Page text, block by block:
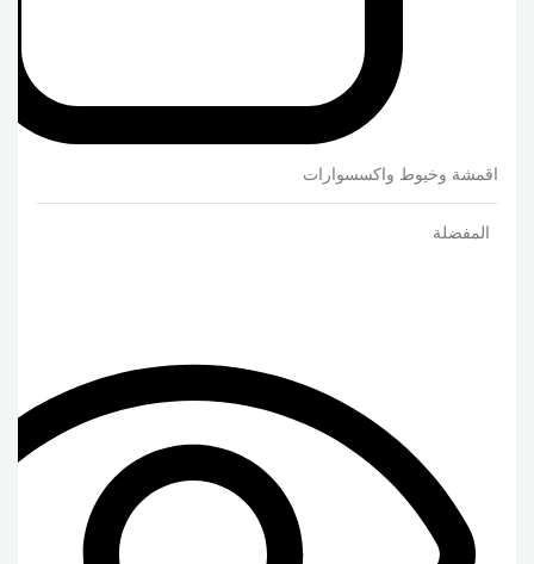
اقمشة وخيوط واكسسوارات
المفضلة